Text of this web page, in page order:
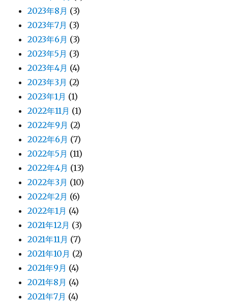
2023年8月 (3)
2023年7月 (3)
2023年6月 (3)
2023年5月 (3)
2023年4月 (4)
2023年3月 (2)
2023年1月 (1)
2022年11月 (1)
2022年9月 (2)
2022年6月 (7)
2022年5月 (11)
2022年4月 (13)
2022年3月 (10)
2022年2月 (6)
2022年1月 (4)
2021年12月 (3)
2021年11月 (7)
2021年10月 (2)
2021年9月 (4)
2021年8月 (4)
2021年7月 (4)